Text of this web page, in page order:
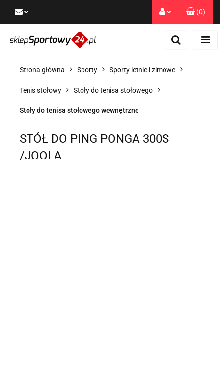
Dodaj zgłoszenie
(0)
Strona główna Sporty Sporty letnie i zimowe
Tenis stołowy Stoły do tenisa stołowego
Stoły do tenisa stołowego wewnętrzne
STÓŁ DO PING PONGA 300S
/JOOLA